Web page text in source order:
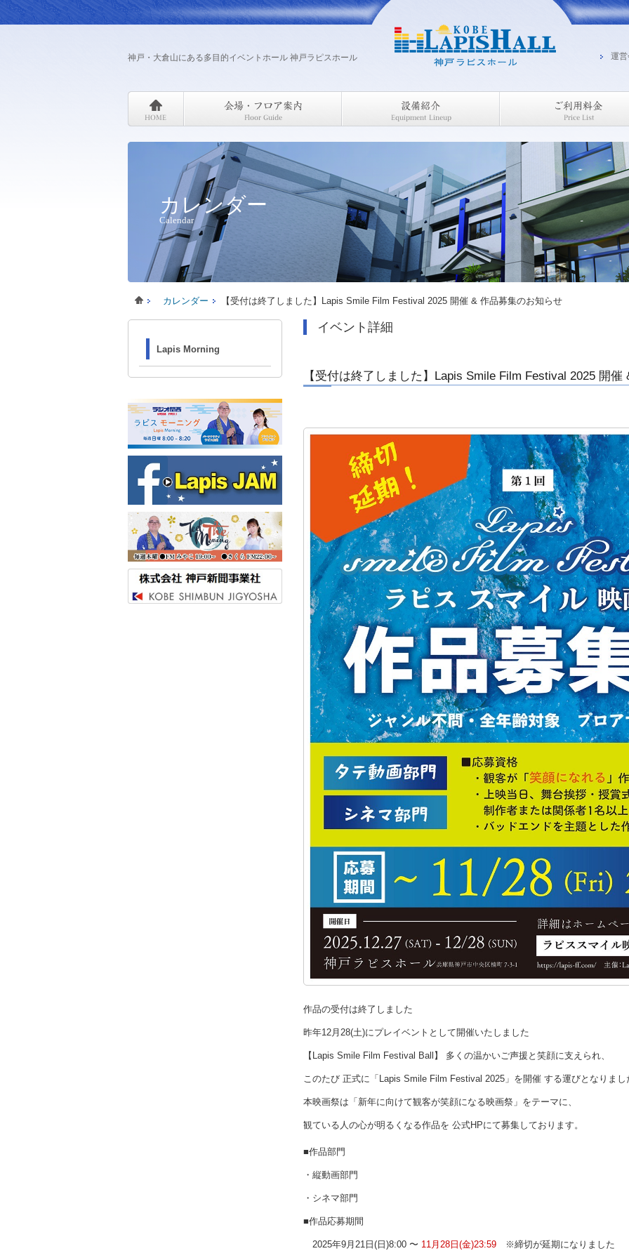
神戸・大倉山にある多目的イベントホール 神戸ラピスホール 運
カレンダー
Calendar
カレンダー 【受付は終了しました】Lapis Smile Film Festival 2025 開催 & 作品募集のお知らせ
Lapis Morning
イベント詳細
【受付は終了しました】Lapis Smile Film Festival 2025 開
作品の受付は終了しました
昨年12月28(土)にプレイベントとして開催いたしました
【Lapis Smile Film Festival Ball】 多くの温かいご声援と笑顔に支えられ、
このたび 正式に「Lapis Smile Film Festival 2025」を開催 する運びとなりまし
本映画祭は「新年に向けて観客が笑顔になる映画祭」をテーマに、
観ている人の心が明るくなる作品を 公式HPにて募集しております。
■作品部門
・縦動画部門
・シネマ部門
■作品応募期間
2025年9月21日(日)8:00 〜 11月28日(金)23:59 ※締切が延期になりました